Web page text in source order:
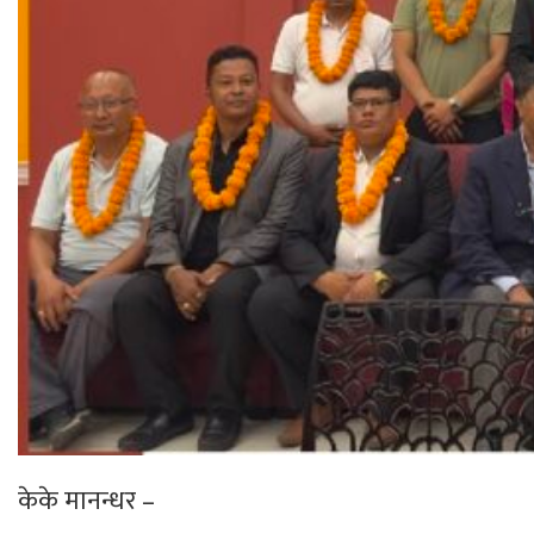
केके मानन्धर –